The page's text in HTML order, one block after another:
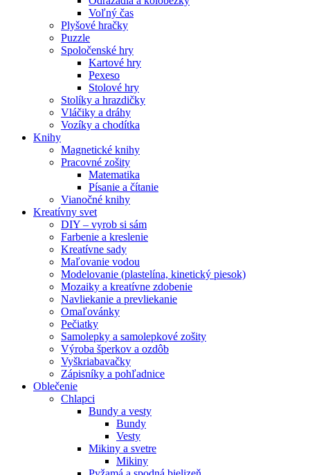
Voľný čas
Plyšové hračky
Puzzle
Spoločenské hry
Kartové hry
Pexeso
Stolové hry
Stolíky a hrazdičky
Vláčiky a dráhy
Vozíky a chodítka
Knihy
Magnetické knihy
Pracovné zošity
Matematika
Písanie a čítanie
Vianočné knihy
Kreatívny svet
DIY – vyrob si sám
Farbenie a kreslenie
Kreatívne sady
Maľovanie vodou
Modelovanie (plastelína, kinetický piesok)
Mozaiky a kreatívne zdobenie
Navliekanie a prevliekanie
Omaľovánky
Pečiatky
Samolepky a samolepkové zošity
Výroba šperkov a ozdôb
Vyškriabavačky
Zápisníky a pohľadnice
Oblečenie
Chlapci
Bundy a vesty
Bundy
Vesty
Mikiny a svetre
Mikiny